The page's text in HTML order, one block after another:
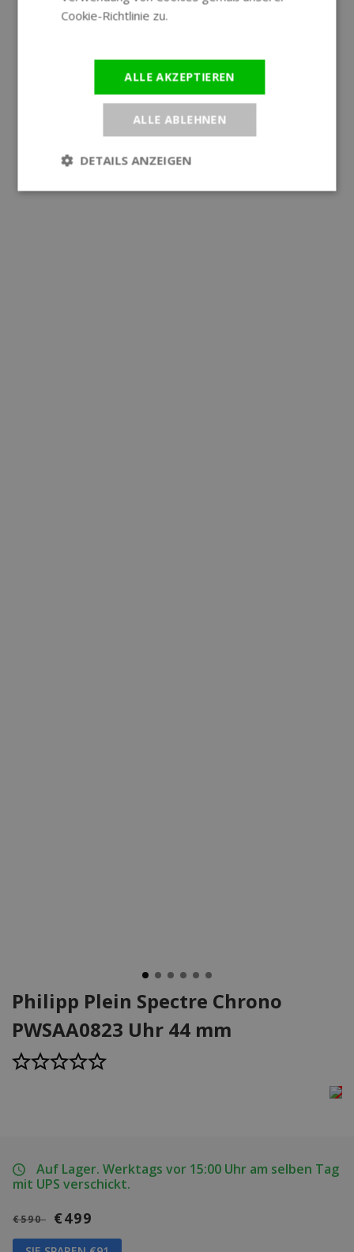
Philipp Plein Spectre Chrono
PWSAA0823 Uhr 44 mm
Auf Lager. Werktags vor 15:00 Uhr am selben Tag
mit UPS verschickt.
€590 €499
Cookie-Richtlinie zu.
ALLE AKZEPTIEREN
ALLE ABLEHNEN
DETAILS ANZEIGEN